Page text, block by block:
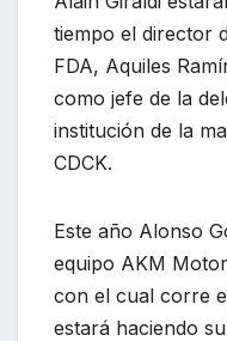
tiempo el director
FDA, Aquiles
como jefe de la
institución de la
CDCK.
Este año Alonso
equipo AKM
con el cual corre
estará haciendo